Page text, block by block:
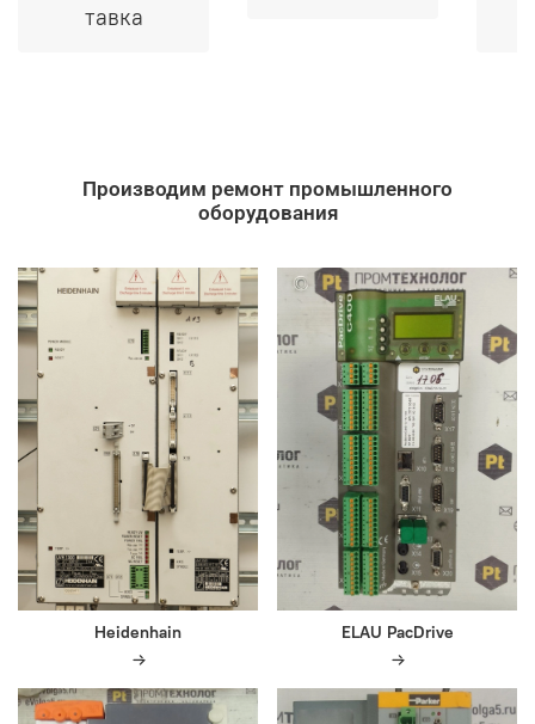
тавка
Производим ремонт промышленного
оборудования
Heidenhain ELAU PacDrive